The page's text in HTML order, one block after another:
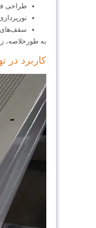
طراحی
سقف‌های
به طورخلاصه،
کاربرد در